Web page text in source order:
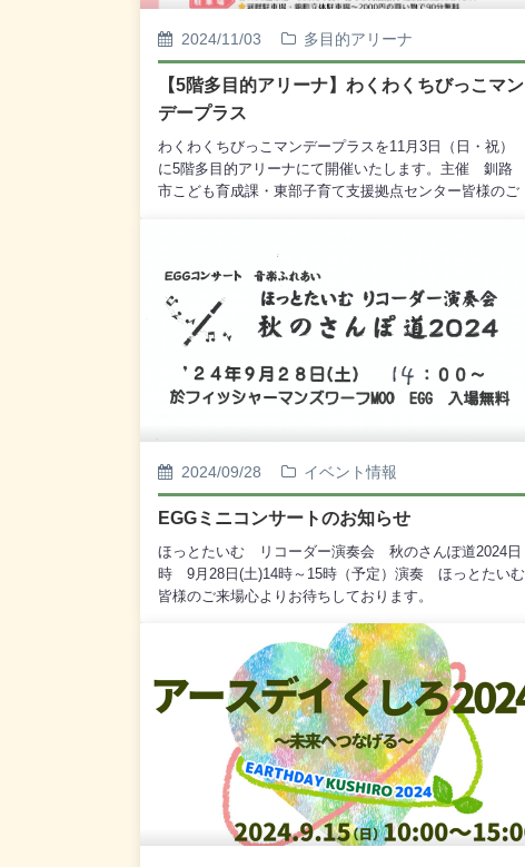
2024/11/03 多目的アリーナ
【5階多目的アリーナ】わくわくちびっこマン
デープラス
わくわくちびっこマンデープラスを11月3日（日・祝）
に5階多目的アリーナにて開催いたします。主催 釧路
市こども育成課・東部子育て支援拠点センター皆様のご
2024/09/28 イベント情報
EGGミニコンサートのお知らせ
ほっとたいむ リコーダー演奏会 秋のさんぽ道2024日
時 9月28日(土)14時～15時（予定）演奏 ほっとたいむ
皆様のご来場心よりお待ちしております。